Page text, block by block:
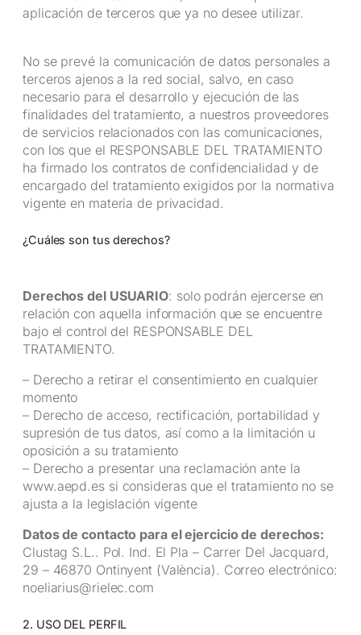
aplicación de terceros que ya no desee utilizar.
No se prevé la comunicación de datos personales a
terceros ajenos a la red social, salvo, en caso
necesario para el desarrollo y ejecución de las
finalidades del tratamiento, a nuestros proveedores
de servicios relacionados con las comunicaciones,
con los que el RESPONSABLE DEL TRATAMIENTO
ha firmado los contratos de confidencialidad y de
encargado del tratamiento exigidos por la normativa
vigente en materia de privacidad.
¿Cuáles son tus derechos?
Derechos del USUARIO: solo podrán ejercerse en
relación con aquella información que se encuentre
bajo el control del RESPONSABLE DEL
TRATAMIENTO.
– Derecho a retirar el consentimiento en cualquier
momento
– Derecho de acceso, rectificación, portabilidad y
supresión de tus datos, así como a la limitación u
oposición a su tratamiento
– Derecho a presentar una reclamación ante la
www.aepd.es si consideras que el tratamiento no se
ajusta a la legislación vigente
Datos de contacto para el ejercicio de derechos:
Clustag S.L.. Pol. Ind. El Pla – Carrer Del Jacquard,
29 – 46870 Ontinyent (València). Correo electrónico:
noeliarius@rielec.com
2. USO DEL PERFIL